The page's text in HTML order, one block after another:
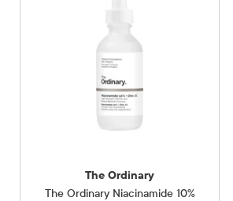
The Ordinary
The Ordinary Niacinamide 10%